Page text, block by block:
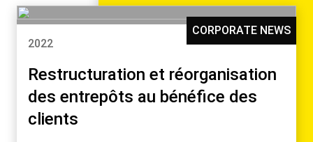
CORPORATE NEWS
2022
Restructuration et réorganisation
des entrepôts au bénéfice des
clients